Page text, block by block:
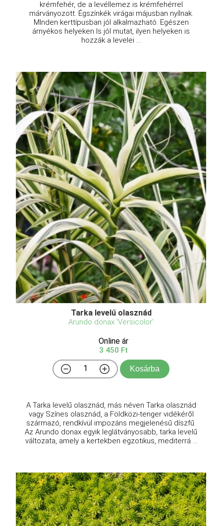
krémfehér, de a levéllemez is krémfehérrel
márványozott. Égszínkék virágai májusban nyílnak.
MInden kerttípusban jól alkalmazható. Egészen
árnyékos helyeken ls jól mutat, ilyen helyeken is
hozzák a levelei ...
Tarka levelű olasznád
Arundo donax 'Versicolor'
Online ár
3 450 Ft
Kosárba
A Tarka levelű olasznád, más néven Tarka olasznád
vagy Színes olasznád, a Földközi-tenger vidékéről
származó, rendkívül impozáns megjelenésű díszfű.
Az Arundo donax egyik leglátványosabb, tarka levelű
változata, amely a kertekben egzotikus, mediterrá ...